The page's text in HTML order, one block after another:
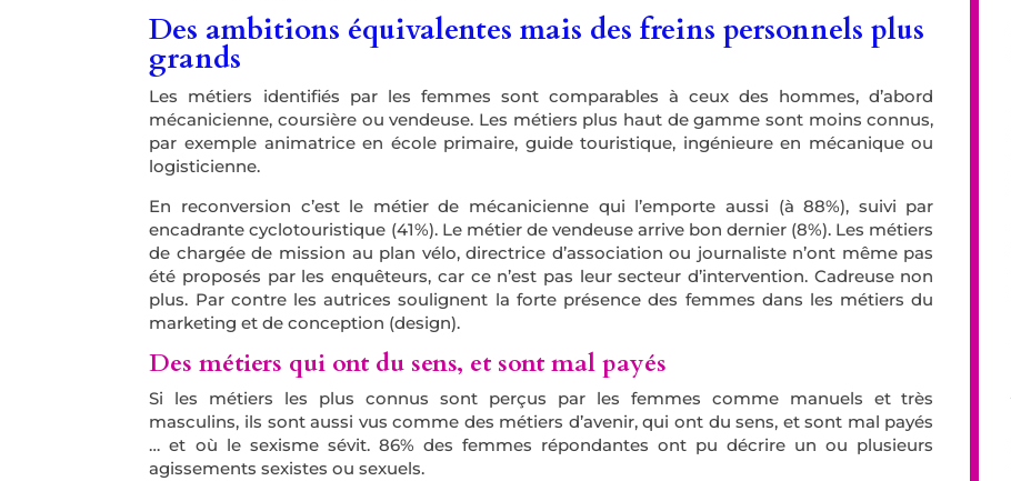
Des ambitions équivalentes mais des freins personnels plus
grands
Les métiers identifiés par les femmes sont comparables à ceux des hommes, d’abord
mécanicienne, coursière ou vendeuse. Les métiers plus haut de gamme sont moins connus,
par exemple animatrice en école primaire, guide touristique, ingénieure en mécanique ou
logisticienne.
En reconversion c’est le métier de mécanicienne qui l’emporte aussi (à 88%), suivi par
encadrante cyclotouristique (41%). Le métier de vendeuse arrive bon dernier (8%). Les métiers
de chargée de mission au plan vélo, directrice d’association ou journaliste n’ont même pas
été proposés par les enquêteurs, car ce n’est pas leur secteur d’intervention. Cadreuse non
plus. Par contre les autrices soulignent la forte présence des femmes dans les métiers du
marketing et de conception (design).
Des métiers qui ont du sens, et sont mal payés
Si les métiers les plus connus sont perçus par les femmes comme manuels et très
masculins, ils sont aussi vus comme des métiers d’avenir, qui ont du sens, et sont mal payés
… et où le sexisme sévit. 86% des femmes répondantes ont pu décrire un ou plusieurs
agissements sexistes ou sexuels.